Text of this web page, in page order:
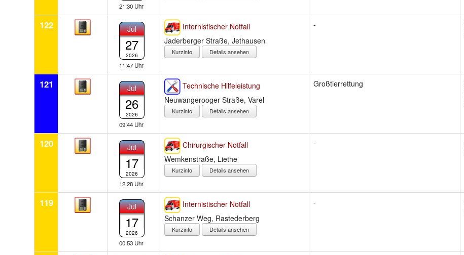
21:30 Uhr
122 Jul
27
2026
11:47 Uhr
Internistischer Notfall
Jaderberger Straße, Jethausen
Details ansehen
-
121 Jul
26
2026
09:44 Uhr
Technische Hilfeleistung
Neuwangerooger Straße, Varel
Details ansehen
Großtierrettung
120 Jul
17
2026
12:28 Uhr
Chirurgischer Notfall
Wemkenstraße, Liethe
Details ansehen
-
119 Jul
17
2026
00:53 Uhr
Internistischer Notfall
Schanzer Weg, Rastederberg
Details ansehen
-